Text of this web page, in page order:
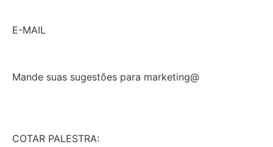
E-MAIL
Mande suas sugestões para marketing@
COTAR PALESTRA: